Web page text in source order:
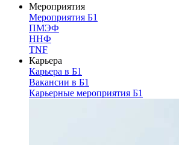
Мероприятия
Мероприятия Б1
ПМЭФ
ННФ
TNF
Карьера
Карьера в Б1
Вакансии в Б1
Карьерные мероприятия Б1